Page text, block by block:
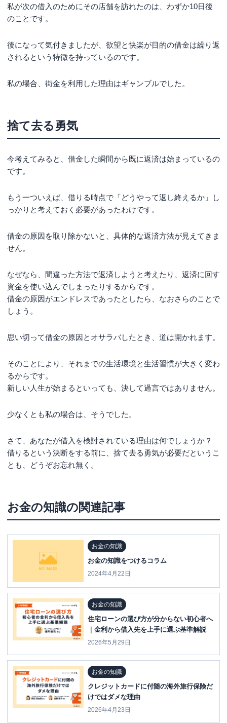
私が次の借入のためにその店舗を訪れたのは、わずか10日後
のことです。
後になって気付きましたが、欲望と快楽が目的の借金は繰り返
されるという特徴を持っているのです。
私の場合、街金を利用した理由はギャンブルでした。
捨て去る勇気
今考えてみると、借金した瞬間から既に返済は始まっているの
です。
もう一ついえば、借りる時点で「どうやって返し終えるか」し
っかりと考えておく必要があったわけです。
借金の原因を取り除かないと、具体的な返済方法が見えてきま
せん。
なぜなら、間違った方法で返済しようと考えたり、返済に回す
資金を使い込んでしまったりするからです。
借金の原因がエンドレスであったとしたら、なおさらのことで
しょう。
思い切って借金の原因とオサラバしたとき、道は開かれます。
そのことにより、それまでの生活環境と生活習慣が大きく変わ
るからです。
新しい人生が始まるといっても、決して過言ではありません。
少なくとも私の場合は、そうでした。
さて、あなたが借入を検討されている理由は何でしょうか？
借りるという決断をする前に、捨て去る勇気が必要だというこ
とも、どうぞお忘れ無く。
お金の知識の関連記事
お金の知識
お金の知識をつけるコラム
2024年4月22日
お金の知識
住宅ローンの選び方が分からない初心者へ
｜金利から借入先を上手に選ぶ基準解説
2026年5月29日
お金の知識
クレジットカードに付随の海外旅行保険だ
けではダメな理由
2026年4月23日